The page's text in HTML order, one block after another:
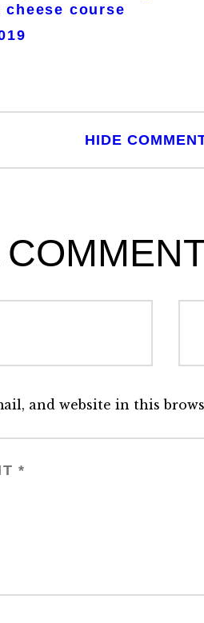
cheese course
HIDE
and website in this